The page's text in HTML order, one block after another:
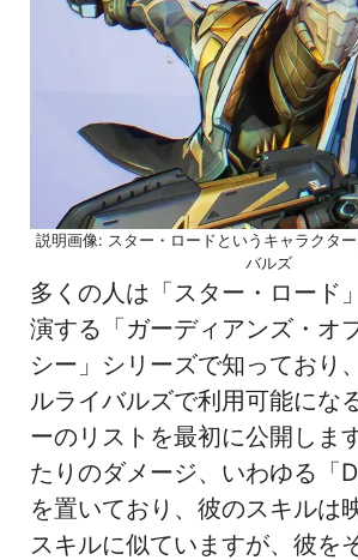
説明画像: スター・ロードというキャラクタ
バルズ
多くの人は「スター・ロード
演する「ガーディアンズ・オ
シー」シリーズで知っており
ルライバルズで利用可能にな
ーのリストを最初に公開しま
たりのダメージ、いわゆる「
を置いており、彼のスキルは
スキルに似ていますが、彼を